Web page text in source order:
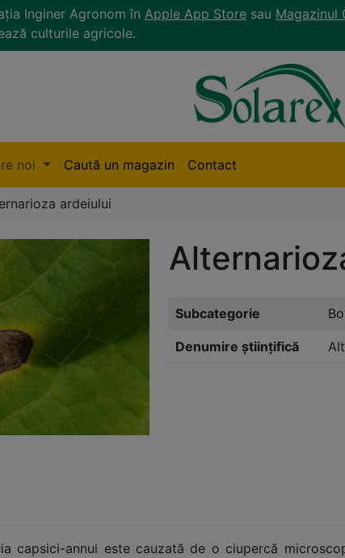
Inginer Agronom în Apple App Store sau Magazinul
culturile agricole.
noi Caută un magazin Contact
ardeiului
Subcategorie
Denumire științifică
capsici-annui este cauzată de o ciupercă